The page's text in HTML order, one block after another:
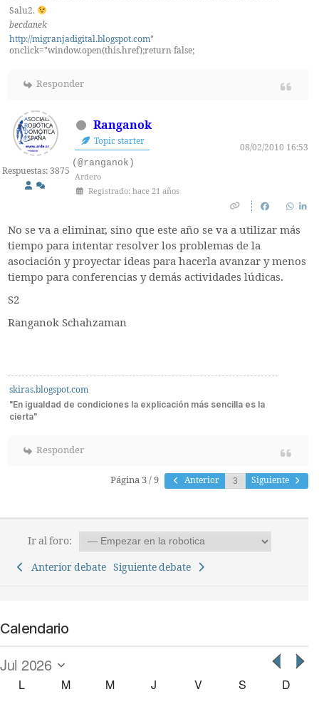
Salu2.
becdanek
http://migranjadigital.blogspot.com"
onclick="window.open(this.href);return false;
Responder
Respuestas: 3875
Ranganok
Topic starter
08/02/2010 16:53
(@ranganok)
Ardero
Registrado: hace 21 años
No se va a eliminar, sino que este año se va a utilizar más
tiempo para intentar resolver los problemas de la
asociación y proyectar ideas para hacerla avanzar y menos
tiempo para conferencias y demás actividades lúdicas.
S2
Ranganok Schahzaman
skiras.blogspot.com
"En igualdad de condiciones la explicación más sencilla es la
cierta"
Responder
Página 3 / 9 Anterior Siguiente
Ir al foro:
Anterior debate Siguiente debate
Calendario
L M M J V S
D